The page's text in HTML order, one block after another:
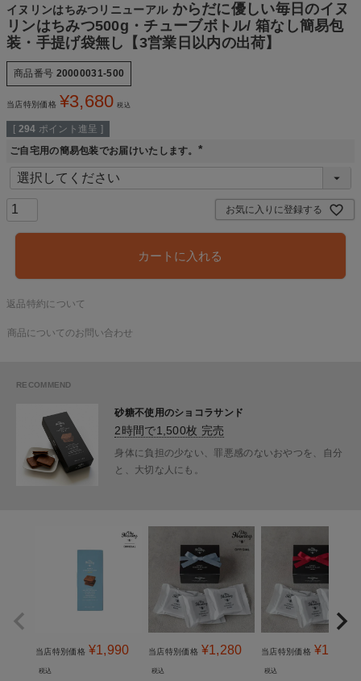
イヌリンはちみつリニューアル からだに優しい毎日のイヌ
リンはちみつ500g・チューブボトル/ 箱なし簡易包
装・手提げ袋無し【3営業日以内の出荷】
商品番号 20000031-500
当店特別価格 ¥3,680 税込
[ 294 ポイント進呈 ]
ご自宅用の簡易包装でお届けいたします。
必
)
お気に入りに登録する
カートに入れる
返品特約について
商品についてのお問い合わせ
砂糖不使用のショコラサンド
2時間で1,500枚 完売
身体に負担の少ない、罪悪感のないおやつを、自分
と、大切な人にも。
当店特別価格 ¥1,990
税込
当店特別価格 ¥1,280
税込
当店特別価格 ¥1,280
税込